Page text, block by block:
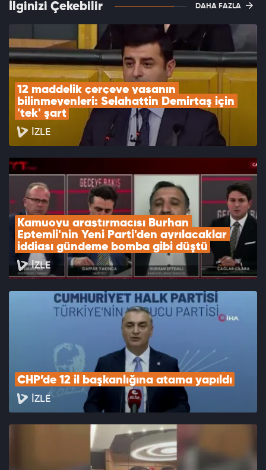
İlginizi Çekebilir DAHA FAZLA
12 maddelik çerçeve yasanın
bilinmeyenleri: Selahattin Demirtaş için
'tek' şart
İZLE
Kamuoyu araştırmacısı Burhan
Eptemli'nin Yeni Parti'den ayrılacaklar
iddiası gündeme bomba gibi düştü
İZLE
CHP’de 12 il başkanlığına atama yapıldı
İZLE